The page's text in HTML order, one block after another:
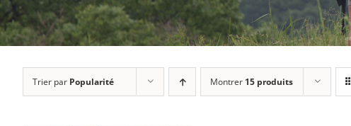
Trier par Popularité Montrer 15 produits